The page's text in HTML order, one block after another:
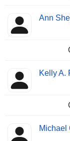
Ann
Kelly A.
Michael